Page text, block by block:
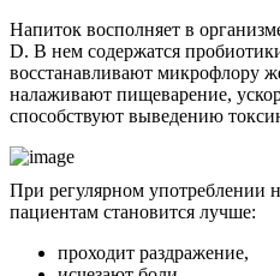
Напиток восполняет в
D. В нем содержатся
восстанавливают микрофлору
налаживают пищеварение,
способствуют выведению
При регулярном употреблении
пациентам становится лучше:
проходит раздражение,